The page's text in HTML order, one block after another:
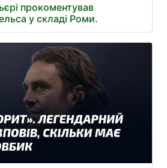
прокоментував
у складі Роми.